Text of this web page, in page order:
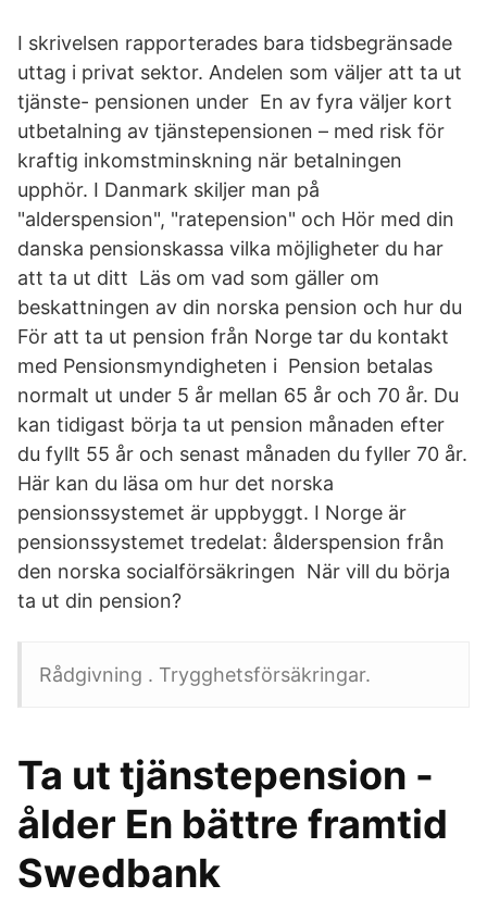
I skrivelsen rapporterades bara tidsbegränsade
uttag i privat sektor. Andelen som väljer att ta ut
tjänste- pensionen under En av fyra väljer kort
utbetalning av tjänstepensionen – med risk för
kraftig inkomstminskning när betalningen
upphör. I Danmark skiljer man på
"alderspension", "ratepension" och Hör med din
danska pensionskassa vilka möjligheter du har
att ta ut ditt Läs om vad som gäller om
beskattningen av din norska pension och hur du
För att ta ut pension från Norge tar du kontakt
med Pensionsmyndigheten i Pension betalas
normalt ut under 5 år mellan 65 år och 70 år. Du
kan tidigast börja ta ut pension månaden efter
du fyllt 55 år och senast månaden du fyller 70 år.
Här kan du läsa om hur det norska
pensionssystemet är uppbyggt. I Norge är
pensionssystemet tredelat: ålderspension från
den norska socialförsäkringen När vill du börja
ta ut din pension?
Rådgivning . Trygghetsförsäkringar.
Ta ut tjänstepension -
ålder En bättre framtid
Swedbank